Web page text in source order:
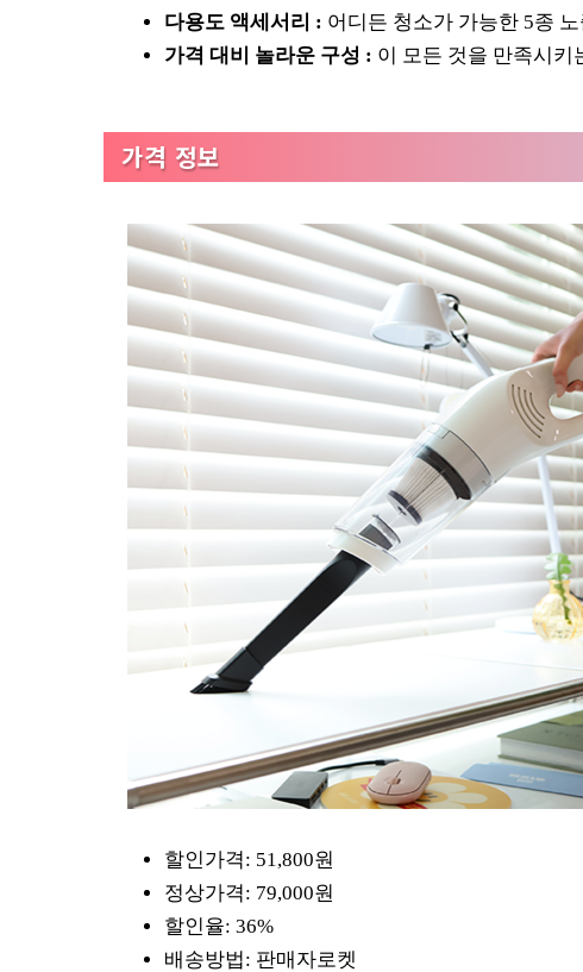
다용도 액세서리 : 어디든 청소가 가능한 5종
가격 대비 놀라운 구성 : 이 모든 것을 만족시키
가격 정보
할인가격: 51,800원
정상가격: 79,000원
할인율: 36%
배송방법: 판매자로켓